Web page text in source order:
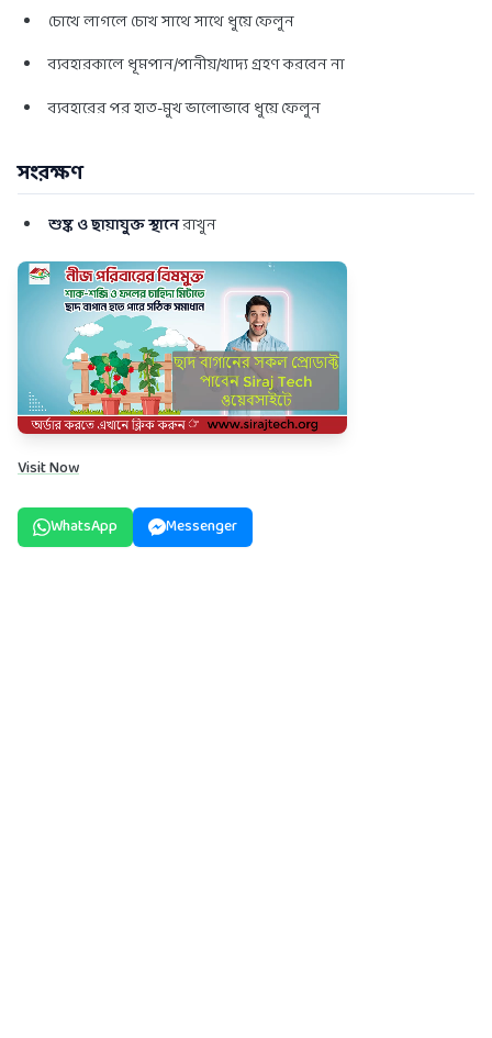
চোখে লাগলে চোখ সাথে সাথে ধুয়ে ফেলুন
ব্যবহারকালে ধূমপান/পানীয়/খাদ্য গ্রহণ করবেন না
ব্যবহারের পর হাত-মুখ ভালোভাবে ধুয়ে ফেলুন
সংরক্ষণ
শুষ্ক ও ছায়াযুক্ত স্থানেরাখুন
Visit Now
WhatsApp Messenger